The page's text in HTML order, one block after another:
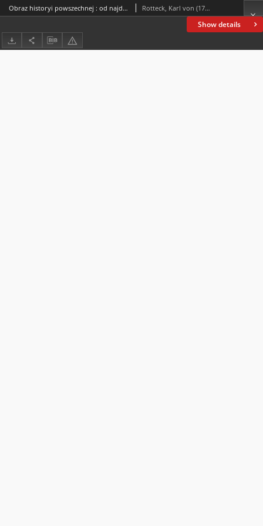
Show details
Obraz historyi powszechnej : od najdawniejszych do najnowszych czasów. T. 4 Rotteck, Karl von (1775-1840)